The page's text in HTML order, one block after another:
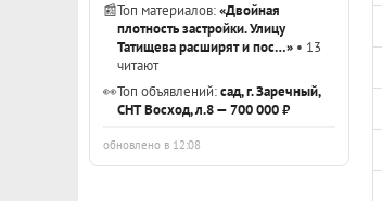
📰Топ материалов:«Двойная
плотность застройки. Улицу
Татищева расширят и пос…» • 13
читают
👀Топ объявлений:сад, г. Заречный,
СНТ Восход, л.8 — 700 000 ₽
обновлено в 12:08